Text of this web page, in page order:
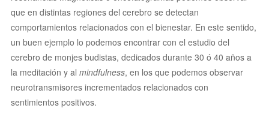
que en distintas regiones del cerebro se detectan
comportamientos relacionados con el bienestar. En este sentido,
un buen ejemplo lo podemos encontrar con el estudio del
cerebro de monjes budistas, dedicados durante 30 ó 40 años a
la meditación y al mindfulness, en los que podemos observar
neurotransmisores incrementados relacionados con
sentimientos positivos.